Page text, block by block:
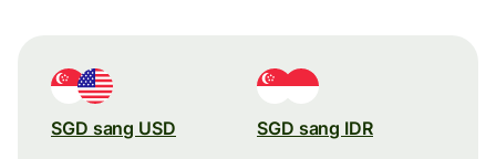
SGD sang USD SGD sang IDR